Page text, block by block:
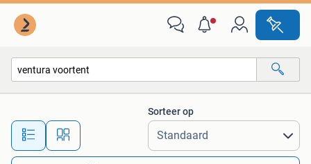
Alle afstanden…
Sorteer op